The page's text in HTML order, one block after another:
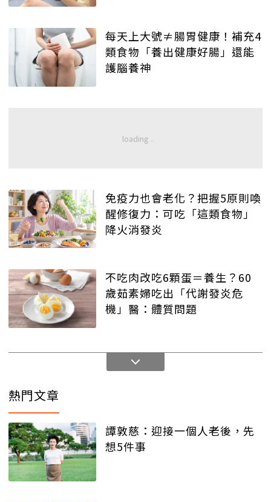
每天上大號≠腸胃健康！補充4
類食物「養出健康好腸」還能
護腦養神
免疫力也會老化？把握5原則喚
醒修復力：可吃「這類食物」
降火消發炎
不吃肉改吃6顆蛋＝養生？60
歲茹素婦吃出「代謝發炎危
機」醫：體質問題
熱門文章
譚敦慈：迎接一個人老後，先
想5件事